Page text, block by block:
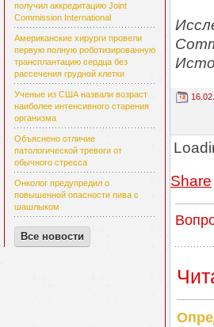
получил аккредитацию Joint
Commission International
Американские хирурги провели
первую полную роботизированную
трансплантацию сердца без
рассечения грудной клетки
Ученые из США назвали возраст
наиболее интенсивного старения
организма
Объяснено отличие
патологической тревоги от
обычного стресса
Онколог предупредил о
повышенной опасности пива с
шашлыком
Все новости
Share